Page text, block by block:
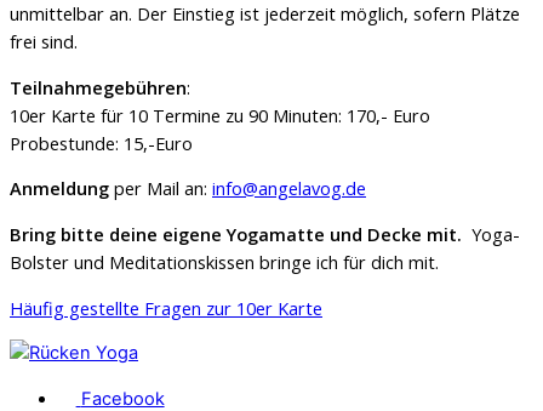
unmittelbar an. Der Einstieg ist jederzeit möglich, sofern Plätze
frei sind.
Teilnahmegebühren:
10er Karte für 10 Termine zu 90 Minuten: 170,- Euro
Probestunde: 15,-Euro
Anmeldung per Mail an: info@angelavog.de
Bring bitte deine eigene Yogamatte und Decke mit. Yoga-
Bolster und Meditationskissen bringe ich für dich mit.
Häufig gestellte Fragen zur 10er Karte
Facebook